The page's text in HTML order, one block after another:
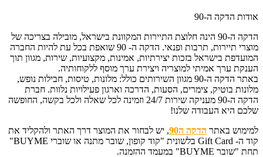
אודות הדקה ה-90
הדקה ה-90 הינה חלוצת התיירות המקוונת בישראל, מובילה בצריכה של
מוצרי תיירות, תרבות ופנאי. הדקה ה- 90 שואפת בכל עת להיות החברה
המועדפת בישראל בזכות יצירתיות, אמינות, מקצועיות, שירות, מגוון תוך
הענקת ערך אמיתי למוצריה ויצירת ערך מוסף ללקוחותיה.
באתר הדקה ה-90 מגוון השירותים כולל: מלונות, טיסות, חבילות נופש,
מלונות בוטיק, צימרים, הסעות, הדרכה וארגון פעילויות נלוות. חברת
הדקה ה-90 מעניקה שירות 24/7 וזמינה לכל שאלה ולכל בקשה, החופשה
שלכם היא העבודה שלנו!
למימוש באתר הדקה ה90
, יש לבחור את המוצר דרך האתר ולהקליד את
קוד ה-
Gift Card בלשונית "קוד קופון, שובר מתנה או שוברי BUYME"
תחת "שובר BUYME"
במעמד ההזמנה.